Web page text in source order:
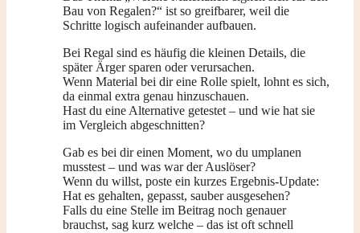
Bau von Regalen?“ ist so greifbarer, weil die
Schritte logisch aufeinander aufbauen.
Bei Regal sind es häufig die kleinen Details, die
später Ärger sparen oder verursachen.
Wenn Material bei dir eine Rolle spielt, lohnt es sich,
da einmal extra genau hinzuschauen.
Hast du eine Alternative getestet – und wie hat sie
im Vergleich abgeschnitten?
Gab es bei dir einen Moment, wo du umplanen
musstest – und was war der Auslöser?
Wenn du willst, poste ein kurzes Ergebnis-Update:
Hat es gehalten, gepasst, sauber ausgesehen?
Falls du eine Stelle im Beitrag noch genauer
brauchst, sag kurz welche – das ist oft schnell